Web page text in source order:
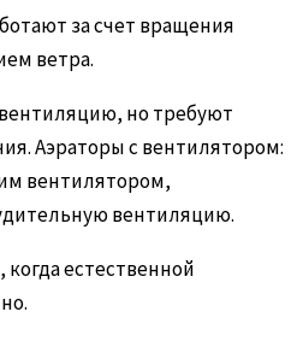
за счет вращения
ветра.
но требуют
Аэраторы с вентилятором:
вентилятором,
вентиляцию.
естественной